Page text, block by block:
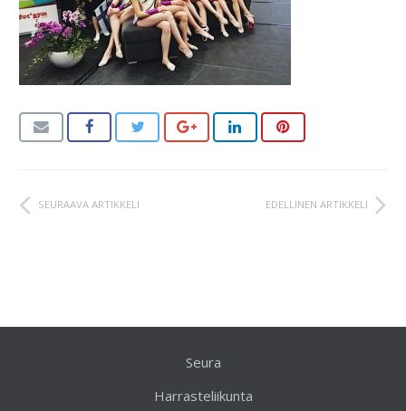
EDELLINEN ARTIKKELI
SEURAAVA ARTIKKELI
Seura
Harrasteliikunta